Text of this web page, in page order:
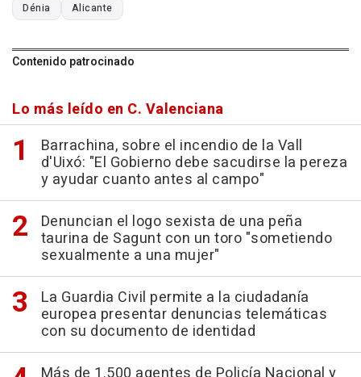
Dénia Alicante
Contenido patrocinado
Lo más leído en C. Valenciana
Barrachina, sobre el incendio de la Vall
d'Uixó: "El Gobierno debe sacudirse la pereza
y ayudar cuanto antes al campo"
Denuncian el logo sexista de una peña
taurina de Sagunt con un toro "sometiendo
sexualmente a una mujer"
La Guardia Civil permite a la ciudadanía
europea presentar denuncias telemáticas
con su documento de identidad